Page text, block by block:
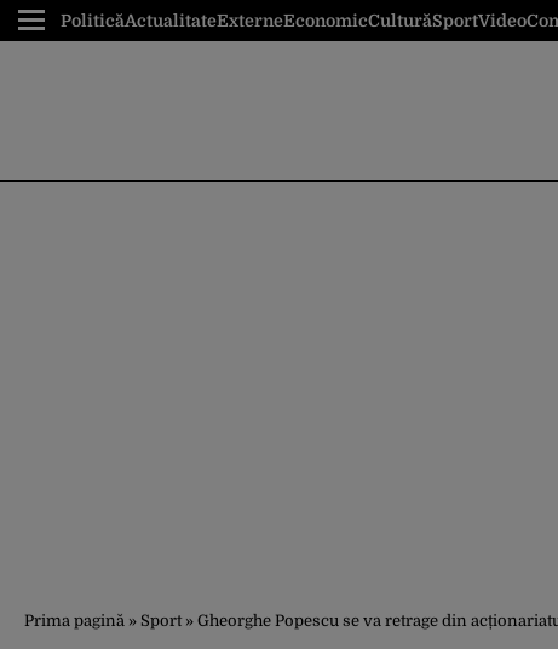
PoliticăActualitateExterneEconomicCulturăSportVideo
Prima pagină » Sport» Gheorghe Popescu se va retrage din